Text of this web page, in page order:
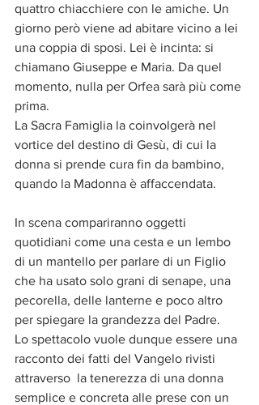
quattro chiacchiere con le amiche. Un
giorno però viene ad abitare vicino a lei
una coppia di sposi. Lei è incinta: si
chiamano Giuseppe e Maria. Da quel
momento, nulla per Orfea sarà più come
prima.
La Sacra Famiglia la coinvolgerà nel
vortice del destino di Gesù, di cui la
donna si prende cura fin da bambino,
quando la Madonna è affaccendata.
In scena compariranno oggetti
quotidiani come una cesta e un lembo
di un mantello per parlare di un Figlio
che ha usato solo grani di senape, una
pecorella, delle lanterne e poco altro
per spiegare la grandezza del Padre.
Lo spettacolo vuole dunque essere una
racconto dei fatti del Vangelo rivisti
attraverso  la tenerezza di una donna
semplice e concreta alle prese con un